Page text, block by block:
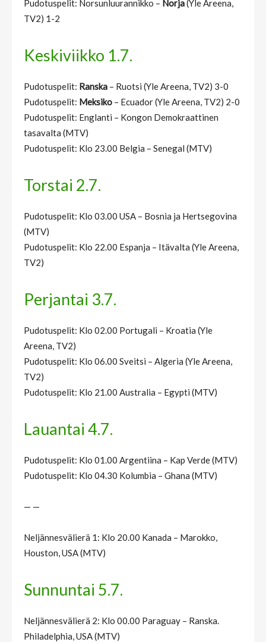
Pudotuspelit: Norsunluurannikko – Norja(Yle Areena,
TV2) 1-2
Keskiviikko 1.7.
Pudotuspelit: Ranska – Ruotsi (Yle Areena, TV2) 3-0
Pudotuspelit: Meksiko – Ecuador (Yle Areena, TV2) 2-0
Pudotuspelit: Englanti – Kongon Demokraattinen
tasavalta (MTV)
Pudotuspelit: Klo 23.00 Belgia – Senegal (MTV)
Torstai 2.7.
Pudotuspelit: Klo 03.00 USA – Bosnia ja Hertsegovina
(MTV)
Pudotuspelit: Klo 22.00 Espanja – Itävalta (Yle Areena,
TV2)
Perjantai 3.7.
Pudotuspelit: Klo 02.00 Portugali – Kroatia (Yle
Areena, TV2)
Pudotuspelit: Klo 06.00 Sveitsi – Algeria (Yle Areena,
TV2)
Pudotuspelit: Klo 21.00 Australia – Egypti (MTV)
Lauantai 4.7.
Pudotuspelit: Klo 01.00 Argentiina – Kap Verde (MTV)
Pudotuspelit: Klo 04.30 Kolumbia – Ghana (MTV)
— —
Neljännesvälierä 1: Klo 20.00 Kanada – Marokko,
Houston, USA (MTV)
Sunnuntai 5.7.
Neljännesvälierä 2: Klo 00.00 Paraguay – Ranska.
Philadelphia, USA (MTV)